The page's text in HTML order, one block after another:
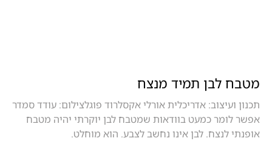
מטבח לבן תמיד מנצח
תכנון ועיצוב: אדריכלית אורלי אקסלרוד פוגלצילום: עודד סמדר
אפשר לומר כמעט בוודאות שמטבח לבן יוקרתי יהיה מטבח
אופנתי לנצח. לבן אינו נחשב לצבע. הוא מוחלט.